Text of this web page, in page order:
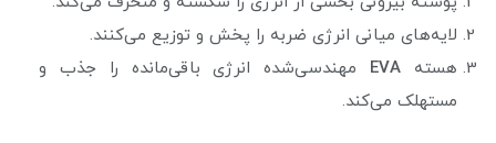
لایه‌های میانی انرژی ضربه را پخش و توزیع می‌کنند.
هسته EVA
مهندسی‌شده انرژی باقی‌مانده را جذب و
مستهلک می‌کند.